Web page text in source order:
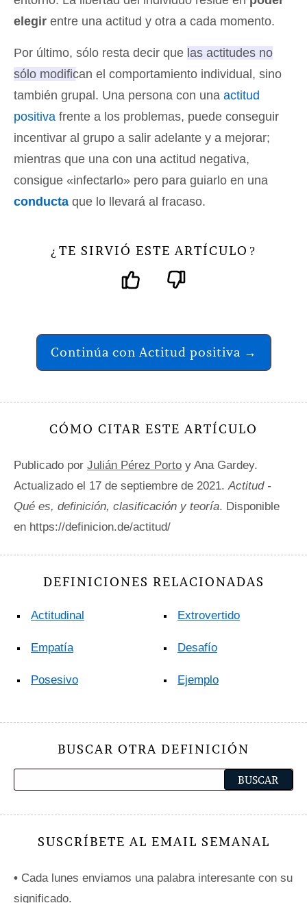
elegir entre una actitud y otra a cada momento.
Por último, sólo resta decir que las actitudes no
sólo modifican el comportamiento individual, sino
también grupal. Una persona con una actitud
positiva frente a los problemas, puede conseguir
incentivar al grupo a salir adelante y a mejorar;
mientras que una con una actitud negativa,
consigue «infectarlo» pero para guiarlo en una
conducta que lo llevará al fracaso.
¿ TE SIRVIÓ ESTE ARTÍCULO ?
Continúa con Actitud positiva →
CÓMO CITAR ESTE ARTÍCULO
Publicado por Julián Pérez Porto y Ana Gardey.
Actualizado el 17 de septiembre de 2021. Actitud -
Qué es, definición, clasificación y teoría. Disponible
en https://definicion.de/actitud/
DEFINICIONES RELACIONADAS
Actitudinal
Empatía
Posesivo
Extrovertido
Desafío
Ejemplo
BUSCAR OTRA DEFINICIÓN
SUSCRÍBETE AL EMAIL SEMANAL
• Cada lunes enviamos una palabra interesante con su
significado.